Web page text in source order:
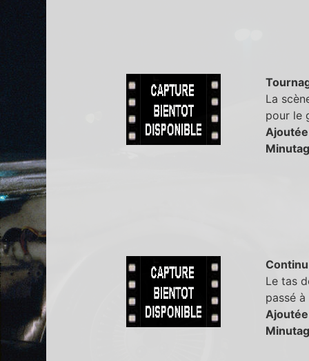
La
pour le
Le tas
passé